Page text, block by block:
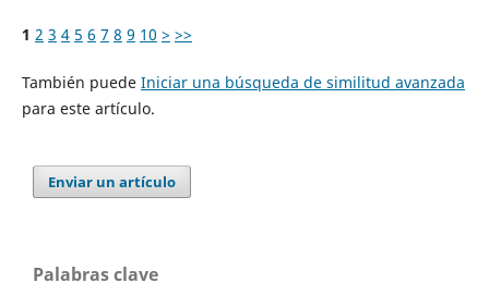
1 2 3 4 5 6 7 8 9 10 > >>
También puede Iniciar una búsqueda de similitud avanzada
para este artículo.
Enviar un artículo
Palabras clave